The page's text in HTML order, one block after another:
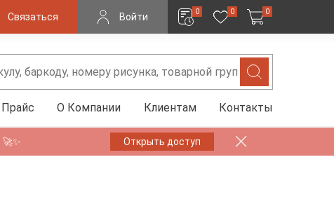
Связаться Войти 0 0 0
Прайс О Компании Клиентам Контакты
🚀✨ Открыть доступ